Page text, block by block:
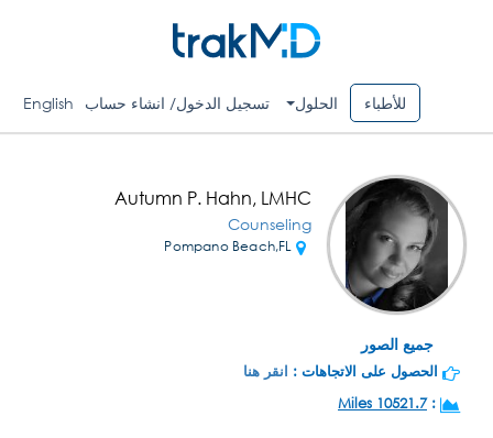
للأطباء الحلول تسجيل الدخول/ انشاء حساب English
جميع الصور
Autumn P. Hahn, LMHC
Counseling
الحصول على الاتجاهات : انقر هنا
:
10521.7 Miles